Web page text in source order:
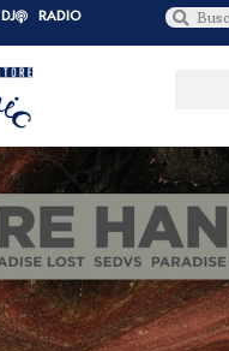
DJ RADIO